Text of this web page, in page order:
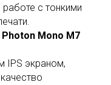
с тонкими
Photon Mono M7
IPS экраном,